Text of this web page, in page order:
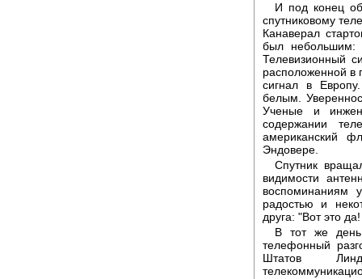
И под конец
спутниковому
Канаверал
был небольшим:
Телевизионный
расположенной в
сигнал в
белым.
Ученые и
содержании
американский
Эндовере.
Спутник
видимости
воспоминаниям
радостью и
друга: "Вот это
В тот же
телефонный
Штатов